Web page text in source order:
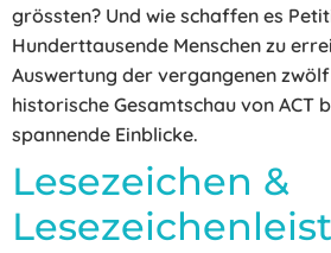
grössten? Und wie schaffen es
Hunderttausende Menschen zu
Auswertung der vergangenen
historische Gesamtschau von ACT
spannende Einblicke.
Lesezeichen &